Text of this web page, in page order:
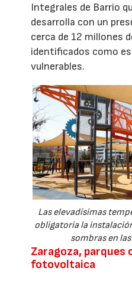
Integrales de Barrio
desarrolla con un
cerca de 12 millones
identificados como
vulnerables.
Las elevadísimas
obligatoria la
sombras en
Zaragoza, parques
fotovoltaica